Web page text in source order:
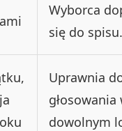
Wyborca
się do spisu.
Uprawnia
głosowania
dowolnym